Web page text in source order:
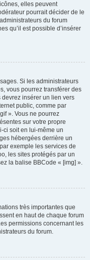
elles peuvent
pourrait décider de le
du forum
qu’il est possible d’insérer
Si les administrateurs
vous pourrez transférer des
insérer un lien vers
public, comme par
». Vous ne pourrez
sur votre propre
ci soit en lui-même un
hébergées derrière un
exemple les services de
les sites protégés par un
la balise BBCode « [img] ».
très importantes que
en haut de chaque forum
permissions concernant les
du forum.